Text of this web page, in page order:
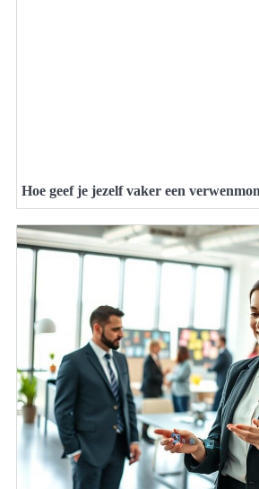
Hoe geef je jezelf vaker een